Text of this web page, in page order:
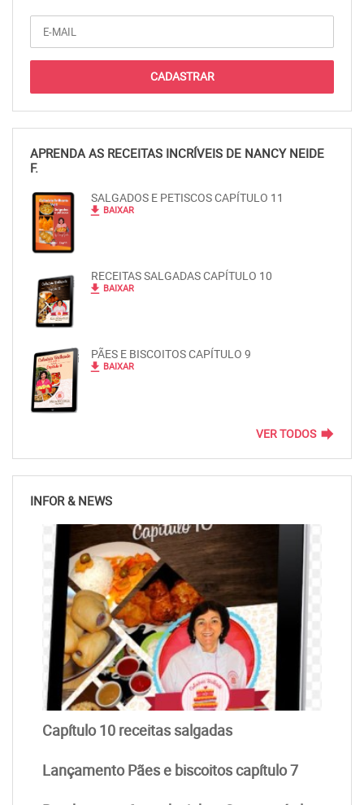
APRENDA AS RECEITAS INCRÍVEIS DE NANCY NEIDE
F.
SALGADOS E PETISCOS CAPÍTULO 11
file_download BAIXAR
RECEITAS SALGADAS CAPÍTULO 10
file_download BAIXAR
PÃES E BISCOITOS CAPÍTULO 9
file_download BAIXAR
VER TODOS forward
INFOR & NEWS
Capítulo 10 receitas salgadas
Lançamento Pães e biscoitos capítulo 7